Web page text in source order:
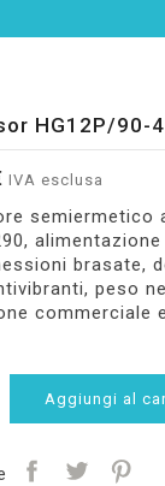
HG12P/90-4
IVA esclusa
semiermetico
brasate,
peso
commerciale
Aggiungi al